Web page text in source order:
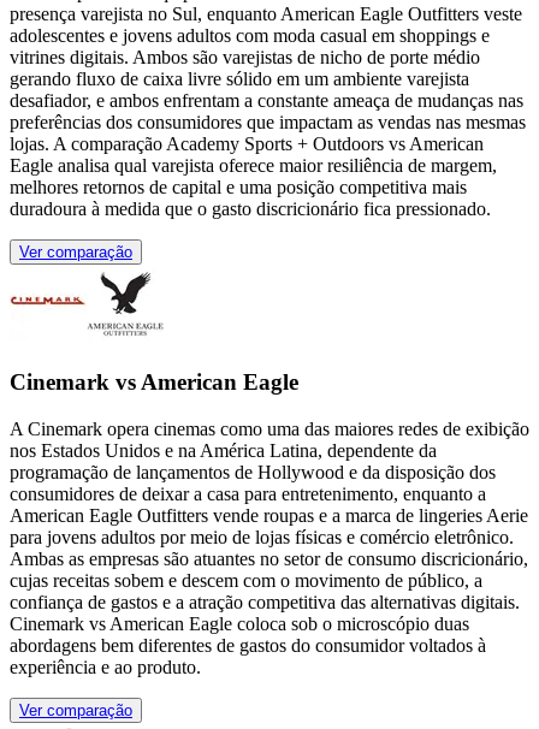
presença varejista no Sul, enquanto American Eagle Outfitters veste
adolescentes e jovens adultos com moda casual em shoppings e
vitrines digitais. Ambos são varejistas de nicho de porte médio
gerando fluxo de caixa livre sólido em um ambiente varejista
desafiador, e ambos enfrentam a constante ameaça de mudanças nas
preferências dos consumidores que impactam as vendas nas mesmas
lojas. A comparação Academy Sports + Outdoors vs American
Eagle analisa qual varejista oferece maior resiliência de margem,
melhores retornos de capital e uma posição competitiva mais
duradoura à medida que o gasto discricionário fica pressionado.
Ver comparação
Cinemark vs American Eagle
A Cinemark opera cinemas como uma das maiores redes de exibição
nos Estados Unidos e na América Latina, dependente da
programação de lançamentos de Hollywood e da disposição dos
consumidores de deixar a casa para entretenimento, enquanto a
American Eagle Outfitters vende roupas e a marca de lingeries Aerie
para jovens adultos por meio de lojas físicas e comércio eletrônico.
Ambas as empresas são atuantes no setor de consumo discricionário,
cujas receitas sobem e descem com o movimento de público, a
confiança de gastos e a atração competitiva das alternativas digitais.
Cinemark vs American Eagle coloca sob o microscópio duas
abordagens bem diferentes de gastos do consumidor voltados à
experiência e ao produto.
Ver comparação